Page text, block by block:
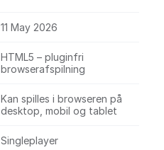
11 May 2026
HTML5 – pluginfri
browserafspilning
Kan spilles i browseren på
desktop, mobil og tablet
Singleplayer